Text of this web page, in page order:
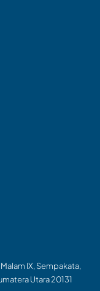
IX, Sempakata,
Utara 20131